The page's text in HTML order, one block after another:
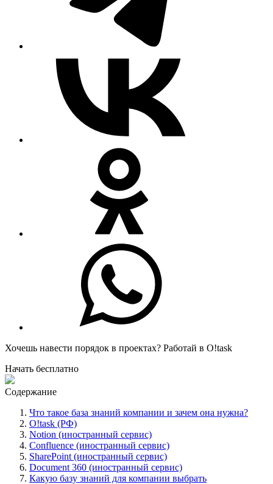
Хочешь навести порядок в проектах? Работай в O!task
Начать бесплатно
Содержание
Что такое база знаний компании и зачем она нужна?
O!task (РФ)
Notion (иностранный сервис)
Confluence (иностранный сервис)
SharePoint (иностранный сервис)
Document 360 (иностранный сервис)
Какую базу знаний для компании выбрать